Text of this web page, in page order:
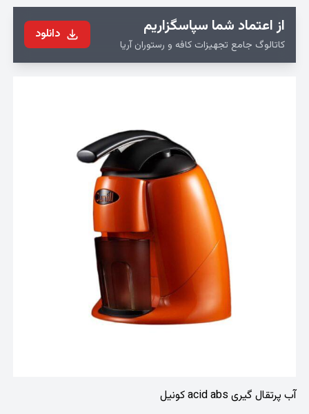
از اعتماد شما سپاسگزاریم
کاتالوگ جامع تجهیزات کافه و رستوران آریا
دانلود
آب پرتقال گیری acid abs کونیل